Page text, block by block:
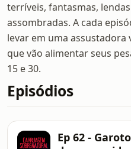
terríveis, fantasmas,
assombradas. A cada
levar em uma
que vão alimentar seus
15 e 30.
Episódios
Ep 62 -